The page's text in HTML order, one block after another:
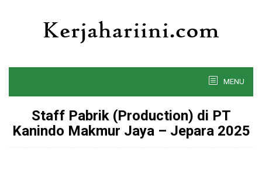
MENU
Staff Pabrik (Production) di PT
Kanindo Makmur Jaya – Jepara 2025